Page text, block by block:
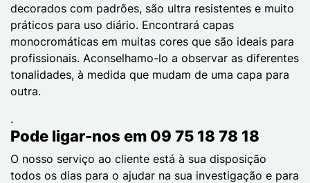
decorados com padrões, são ultra resistentes e muito
práticos para uso diário. Encontrará capas
monocromáticas em muitas cores que são ideais para
profissionais. Aconselhamo-lo a observar as diferentes
tonalidades, à medida que mudam de uma capa para
outra.
.
Pode ligar-nos em 09 75 18 78 18
O nosso serviço ao cliente está à sua disposição
todos os dias para o ajudar na sua investigação e para